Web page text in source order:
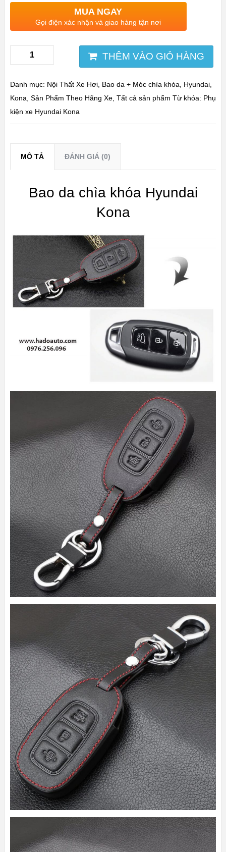
MUA NGAY
Gọi điện xác nhận và giao hàng tận nơi
THÊM VÀO GIỎ HÀNG
Danh mục: Nội Thất Xe Hơi, Bao da + Móc chìa khóa Hyundai,
Kona Sản Phẩm Theo Hãng Xe, Tất cả sản phẩm Từ khóa: Phụ
kiện xe Hyundai Kona
MÔ TẢ ĐÁNH GIÁ (0)
Bao da chìa khóa Hyundai
Kona